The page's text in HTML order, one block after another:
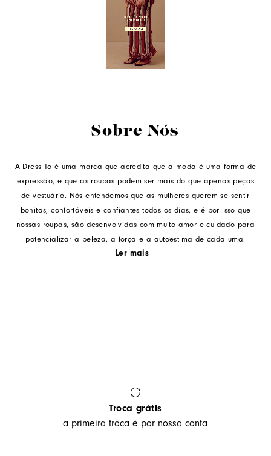
Sobre Nós
A Dress To é uma marca que acredita que a moda é uma forma de
expressão, e que as roupas podem ser mais do que apenas peças
de vestuário. Nós entendemos que as mulheres querem se sentir
bonitas, confortáveis e confiantes todos os dias, e é por isso que
nossas roupas, são desenvolvidas com muito amor e cuidado para
potencializar a beleza, a força e a autoestima de cada uma.
Ler mais +
Troca grátis
a primeira troca é por nossa conta